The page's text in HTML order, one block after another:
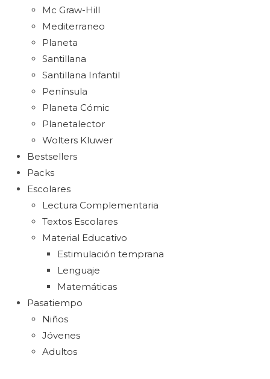
Mc Graw-Hill
Mediterraneo
Planeta
Santillana
Santillana Infantil
Península
Planeta Cómic
Planetalector
Wolters Kluwer
Bestsellers
Packs
Escolares
Lectura Complementaria
Textos Escolares
Material Educativo
Estimulación temprana
Lenguaje
Matemáticas
Pasatiempo
Niños
Jóvenes
Adultos